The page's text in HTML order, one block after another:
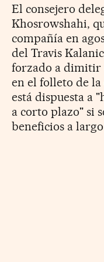
El consejero
Khosrowshahi,
compañía en
del Travis
forzado a dimitir
en el folleto de
está dispuesta a
a corto plazo" si
beneficios a